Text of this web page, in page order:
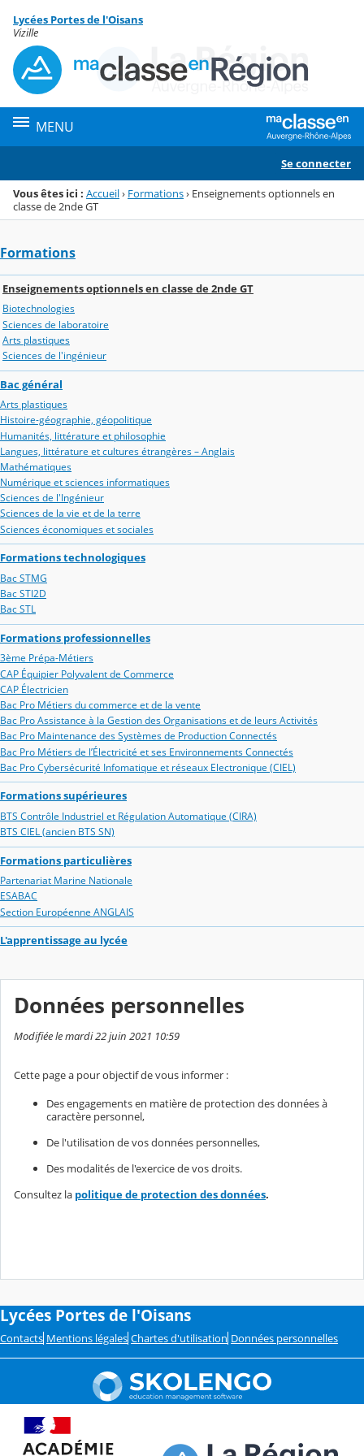
Menu de la rubrique
Contenu
Lycées Portes de l'Oisans
Vizille
MENU
Se connecter
Vous êtes ici : Accueil› Formations› Enseignements optionnels en
classe de 2nde GT
Formations
Enseignements optionnels en classe de 2nde GT
Biotechnologies
Sciences de laboratoire
Arts plastiques
Sciences de l'ingénieur
Bac général
Arts plastiques
Histoire-géographie, géopolitique
Humanités, littérature et philosophie
Langues, littérature et cultures étrangères – Anglais
Mathématiques
Numérique et sciences informatiques
Sciences de l'Ingénieur
Sciences de la vie et de la terre
Sciences économiques et sociales
Formations technologiques
Bac STMG
Bac STI2D
Bac STL
Formations professionnelles
3ème Prépa-Métiers
CAP Équipier Polyvalent de Commerce
CAP Électricien
Bac Pro Métiers du commerce et de la vente
Bac Pro Assistance à la Gestion des Organisations et de leurs Activités
Bac Pro Maintenance des Systèmes de Production Connectés
Bac Pro Métiers de l’Électricité et ses Environnements Connectés
Bac Pro Cybersécurité Infomatique et réseaux Electronique (CIEL)
Formations supérieures
BTS Contrôle Industriel et Régulation Automatique (CIRA)
BTS CIEL (ancien BTS SN)
Formations particulières
Partenariat Marine Nationale
ESABAC
Section Européenne ANGLAIS
L'apprentissage au lycée
Données personnelles
Modifiée le mardi 22 juin 2021 10:59
Cette page a pour objectif de vous informer :
Des engagements en matière de protection des données à
caractère personnel,
De l'utilisation de vos données personnelles,
Des modalités de l'exercice de vos droits.
Consultez la politique de protection des données.
Lycées Portes de l'Oisans
Contacts Mentions légales Chartes d'utilisation Données personnelles